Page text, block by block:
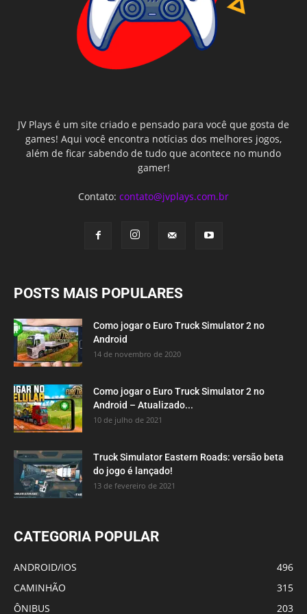
JV Plays é um site criado e pensado para você que gosta de
games! Aqui você encontra notícias dos melhores jogos,
além de ficar sabendo de tudo que acontece no mundo
gamer!
Contato: contato@jvplays.com.br
POSTS MAIS POPULARES
Como jogar o Euro Truck Simulator 2 no
Android
14 de novembro de 2020
Como jogar o Euro Truck Simulator 2 no
Android – Atualizado...
10 de julho de 2021
Truck Simulator Eastern Roads: versão beta
do jogo é lançado!
13 de fevereiro de 2021
CATEGORIA POPULAR
ANDROID/IOS
496
CAMINHÃO
315
ÔNIBUS
203